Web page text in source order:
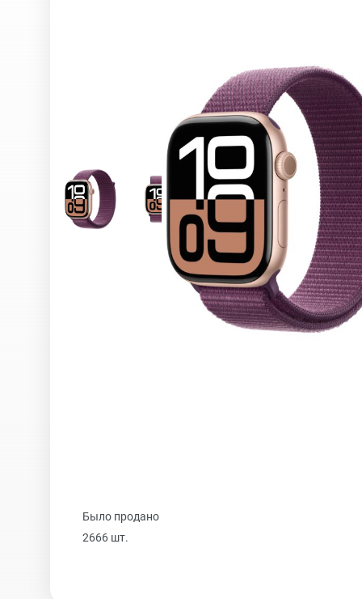
OnePlus
OPPO
iPhone 16E
iPhone 16
iPhone 16 Pro
iPhone 16
Было продано
2666 шт.